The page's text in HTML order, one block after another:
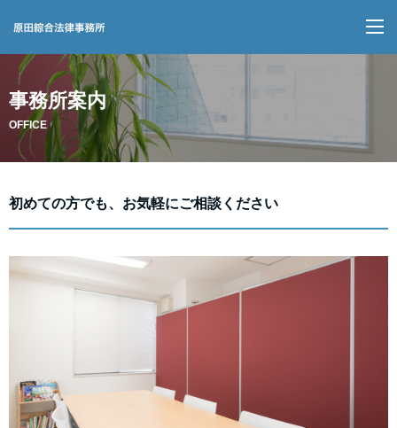
事務所案内
OFFICE
初めての方でも、お気軽にご相談ください